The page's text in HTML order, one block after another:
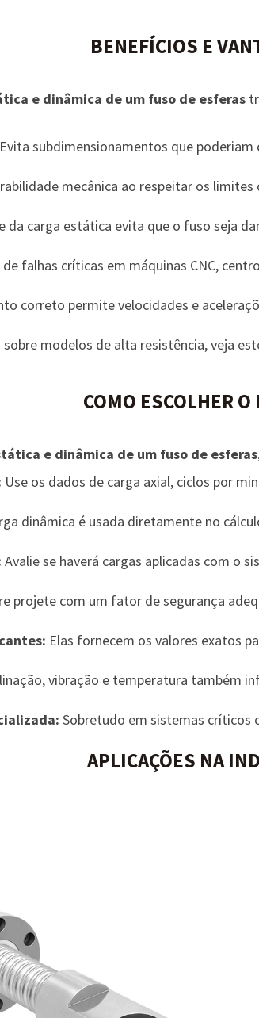
BENEFÍCIOS E
e dinâmica de um fuso de esferas
Evita subdimensionamentos que
mecânica ao respeitar os
da carga estática evita que o fuso seja
de falhas críticas em máquinas CNC,
correto permite velocidades e
modelos de alta resistência, veja
COMO ESCOLHER
e dinâmica de um fuso de esferas
Use os dados de carga axial, ciclos por
dinâmica é usada diretamente no
Avalie se haverá cargas aplicadas com o
projete com um fator de segurança
Elas fornecem os valores exatos
vibração e temperatura também
Sobretudo em sistemas críticos
APLICAÇÕES NA